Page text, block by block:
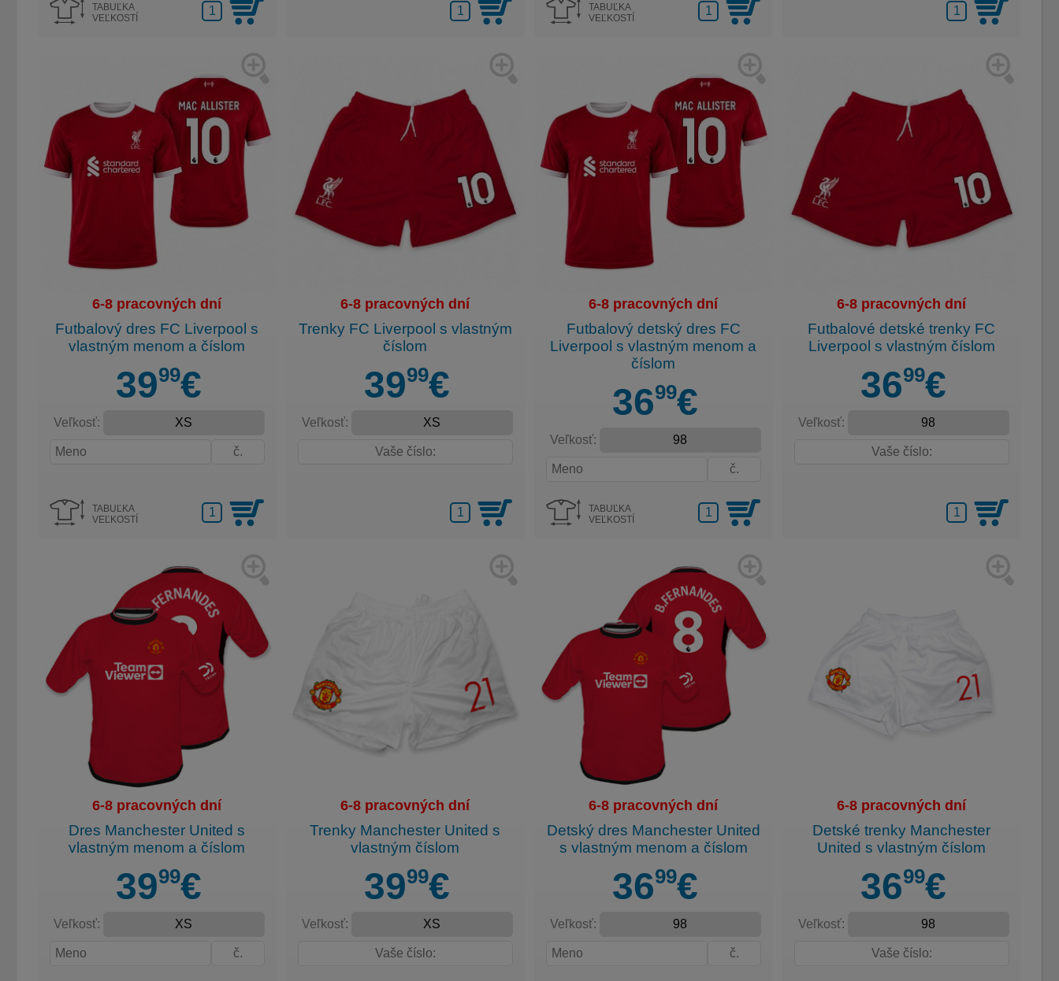
TABUĽKA
VEĽKOSTÍ
TABUĽKA
VEĽKOSTÍ
6-8 pracovných dní
Futbalový dres FC Liverpool s
vlastným menom a číslom
3999€
Veľkosť:
TABUĽKA
VEĽKOSTÍ
6-8 pracovných dní
Trenky FC Liverpool s vlastným
číslom
3999€
Veľkosť:
6-8 pracovných dní
Futbalový detský dres FC
Liverpool s vlastným menom a
číslom
3699€
Veľkosť:
TABUĽKA
VEĽKOSTÍ
6-8 pracovných dní
Futbalové detské trenky FC
Liverpool s vlastným číslom
3699€
Veľkosť:
6-8 pracovných dní
Dres Manchester United s
vlastným menom a číslom
3999€
Veľkosť:
6-8 pracovných dní
Trenky Manchester United s
vlastným číslom
3999€
Veľkosť:
6-8 pracovných dní
Detský dres Manchester United
s vlastným menom a číslom
3699€
Veľkosť:
6-8 pracovných dní
Detské trenky Manchester
United s vlastným číslom
3699€
Veľkosť: